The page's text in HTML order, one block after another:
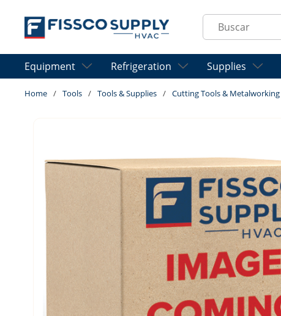
Skip to main content
Site Search
Equipment Refrigeration Supplies
Home / Tools / Tools & Supplies / Cutting Tools & Metalworking